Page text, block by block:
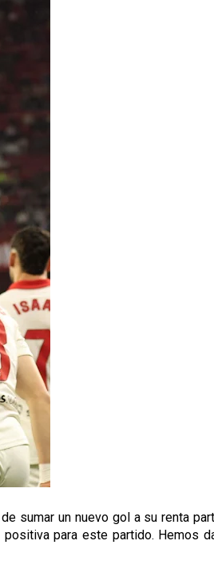
sumar un nuevo gol a su renta
para este partido. Hemos